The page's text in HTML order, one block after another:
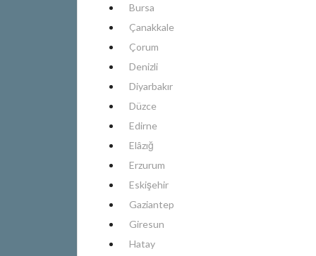
Bursa
Çanakkale
Çorum
Denizli
Diyarbakır
Düzce
Edirne
Elâzığ
Erzurum
Eskişehir
Gaziantep
Giresun
Hatay